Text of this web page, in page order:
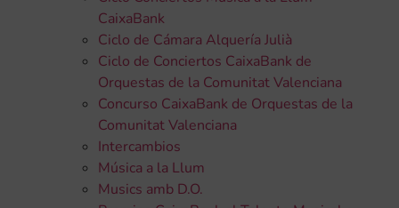
CaixaBank
Ciclo de Cámara Alquería Julià
Ciclo de Conciertos CaixaBank de
Orquestas de la Comunitat Valenciana
Concurso CaixaBank de Orquestas de la
Comunitat Valenciana
Intercambios
Música a la Llum
Musics amb D.O.